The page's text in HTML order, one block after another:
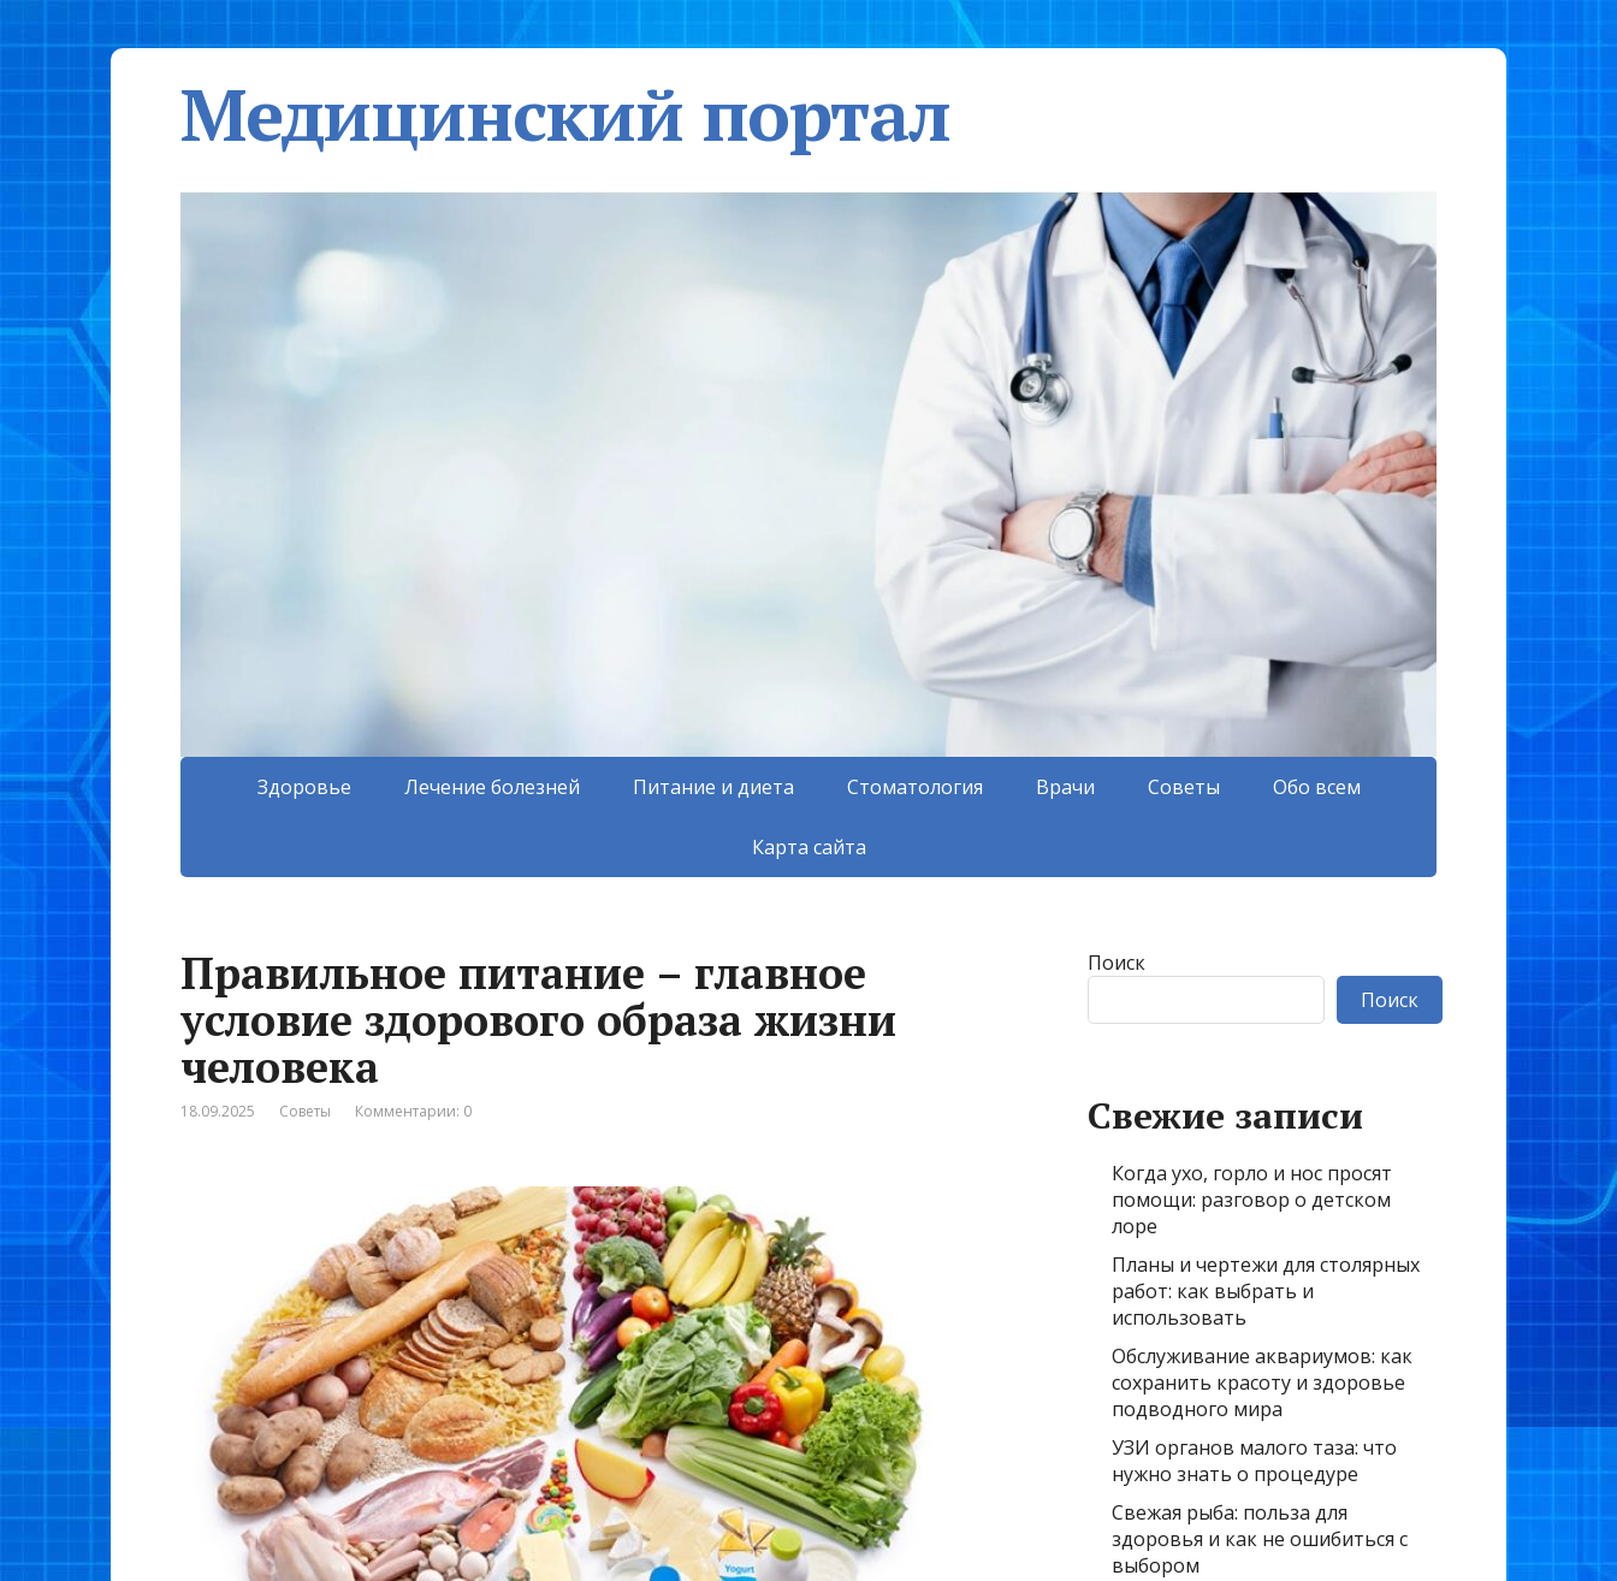
Медицинский портал
Здоровье Лечение болезней Питание и диета Стоматология Врачи Советы Обо всем
Карта сайта
Правильное питание – главное
условие здорового образа жизни
человека
18.09.2025 Советы Комментарии: 0
Поиск
Поиск
Свежие записи
Когда ухо, горло и нос просят
помощи: разговор о детском
лоре
Планы и чертежи для столярных
работ: как выбрать и
использовать
Обслуживание аквариумов: как
сохранить красоту и здоровье
подводного мира
УЗИ органов малого таза: что
нужно знать о процедуре
Свежая рыба: польза для
здоровья и как не ошибиться с
выбором